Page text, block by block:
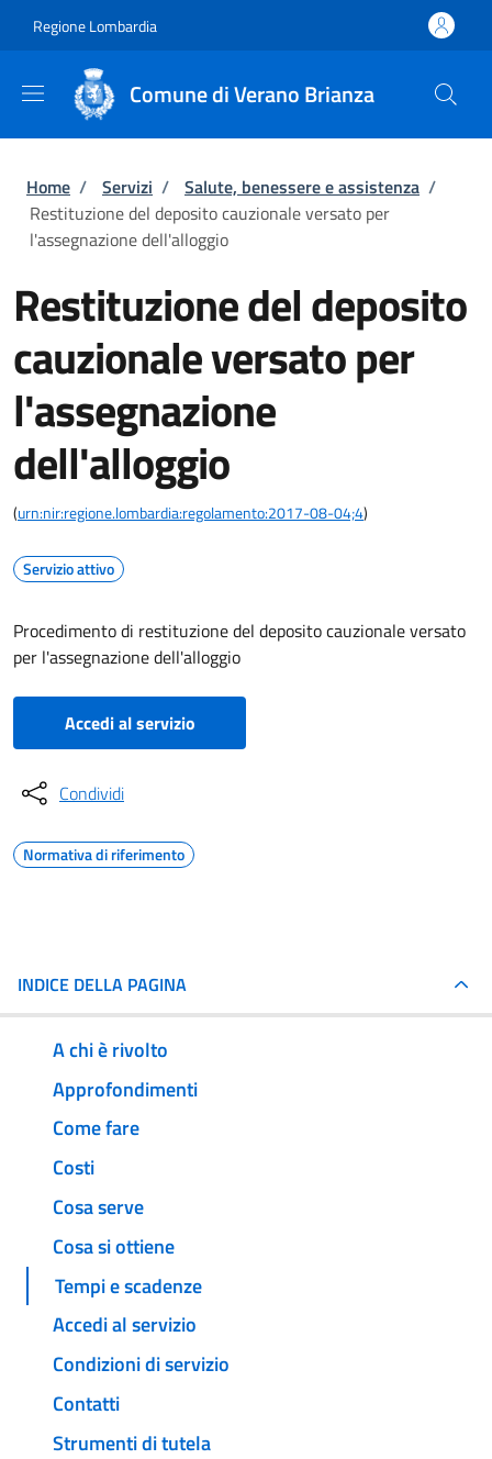
Regione Lombardia
Comune di Verano Brianza
Briciole di pane
Home / Servizi / Salute, benessere e assistenza /
Restituzione del deposito cauzionale versato per
l'assegnazione dell'alloggio
Restituzione del deposito
cauzionale versato per
l'assegnazione
dell'alloggio
(urn:nir:regione.lombardia:regolamento:2017-08-04;4)
Servizio attivo
Procedimento di restituzione del deposito cauzionale versato
per l'assegnazione dell'alloggio
Accedi al servizio
Condividi
Normativa di riferimento
INDICE DELLA PAGINA
A chi è rivolto
Approfondimenti
Come fare
Costi
Cosa serve
Cosa si ottiene
Tempi e scadenze
Accedi al servizio
Condizioni di servizio
Contatti
Strumenti di tutela